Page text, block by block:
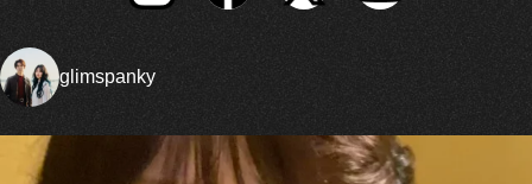
glimspanky